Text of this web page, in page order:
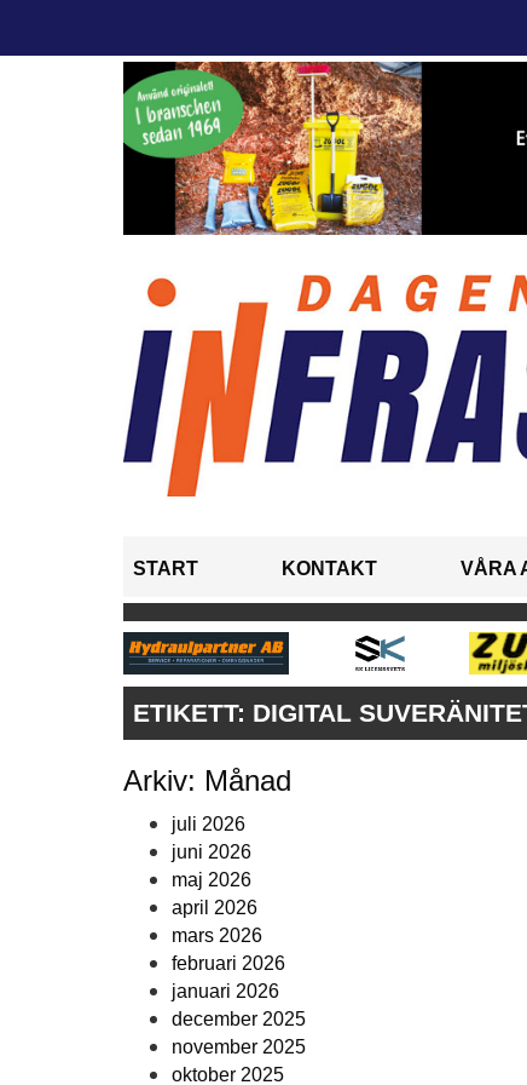
START KONTAKT VÅRA
ETIKETT: DIGITAL
Arkiv: Månad
juli 2026
juni 2026
maj 2026
april 2026
mars 2026
februari 2026
januari 2026
december 2025
november 2025
oktober 2025